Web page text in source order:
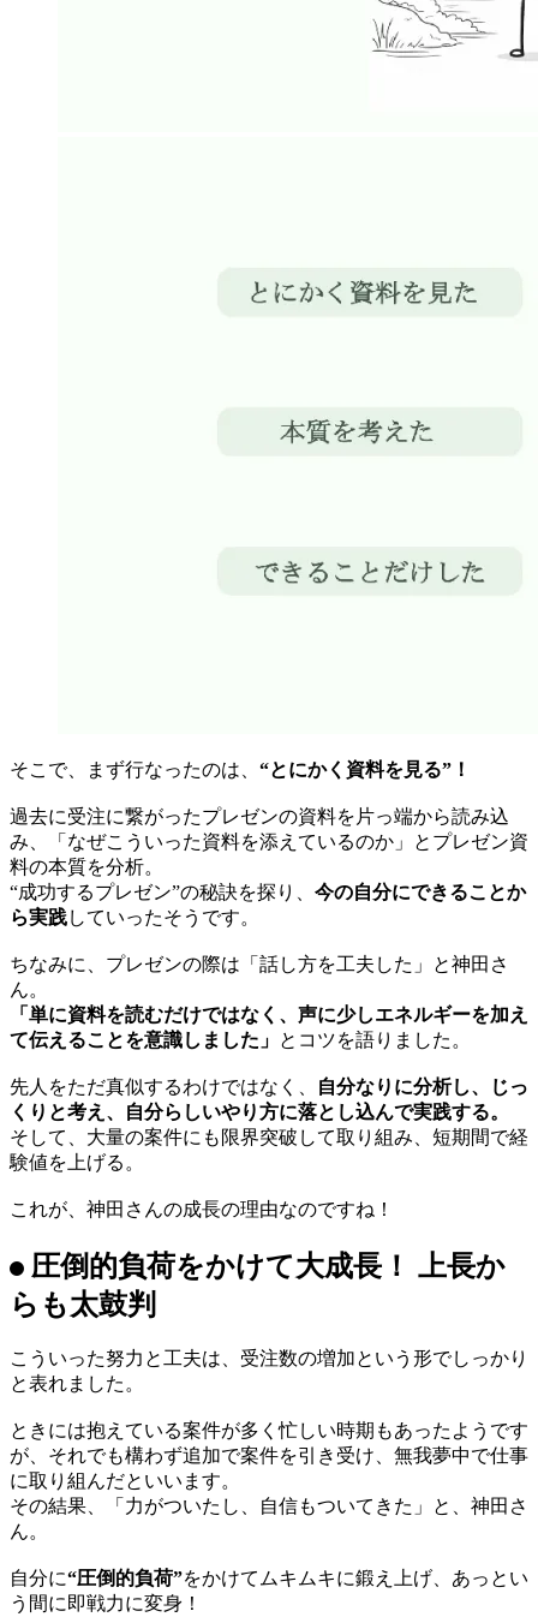
そこで、まず行なったのは、 “とにかく資料を見る”！
過去に受注に繋がったプレゼンの資料を片っ端から読み込
み、「なぜこういった資料を添えているのか」とプレゼン資
料の本質を分析。
“成功するプレゼン”の秘訣を探り、今の自分にできることか
ら実践
していったそうです。
ちなみに、プレゼンの際は「話し方を工夫した」と神田さ
ん。
「単に資料を読むだけではなく、声に少しエネルギーを加え
て伝えることを意識しました」とコツを語りました。
先人をただ真似するわけではなく、
くりと考え、自分らしいやり方に落とし込んで実践する。
そして、大量の案件にも限界突破して取り組み、短期間で経
験値を上げる。
これが、神田さんの成長の理由なのですね！
圧倒的負荷をかけて大成長！ 上長か
らも太鼓判
こういった努力と工夫は、受注数の増加という形でしっかり
と表れました。